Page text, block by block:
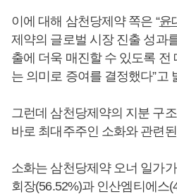
이에 대해 삼천당제약 쪽은 “윤
제약의 글로벌 시장 진출 성과
출에 더욱 매진할 수 있도록 전
는 의미로 증여를 결정했다”고
그런데 삼천당제약의 지분 구
바로 최대주주인 소화와 관련
소화는 삼천당제약 오너 일가
회장(56.52%)과 인산엠티에스